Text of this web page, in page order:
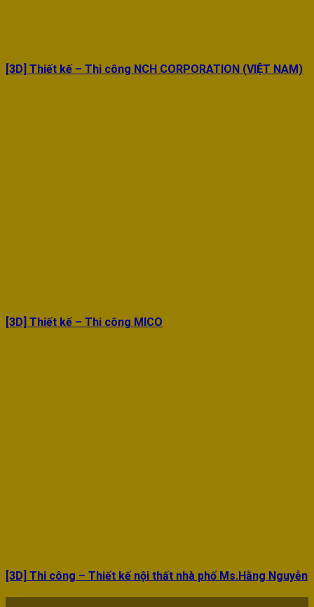
[3D] Thiết kế – Thi công NCH CORPORATION (VIỆT NAM)
[3D] Thiết kế – Thi công MICO
[3D] Thi công – Thiết kế nội thất nhà phố Ms.Hằng Nguyễn